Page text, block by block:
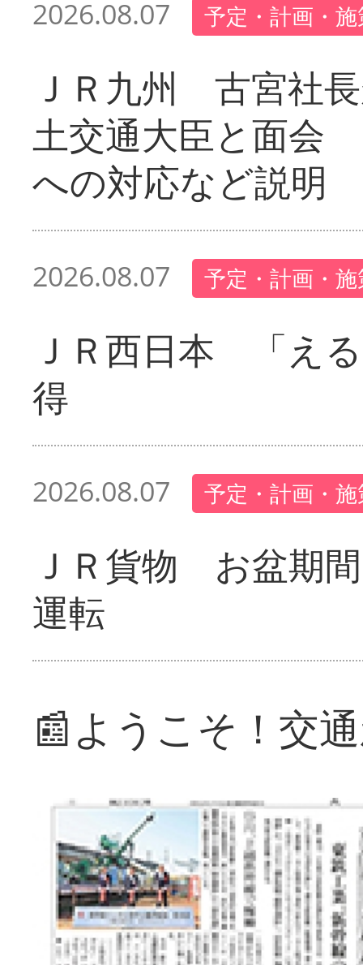
2026.08.07 予定・計画・
ＪＲ九州 古宮社
土交通大臣と面会
への対応など説明
2026.08.07 予定・計画・
ＪＲ西日本 「え
得
2026.08.07 予定・計画・
ＪＲ貨物 お盆期
運転
📰ようこそ！交